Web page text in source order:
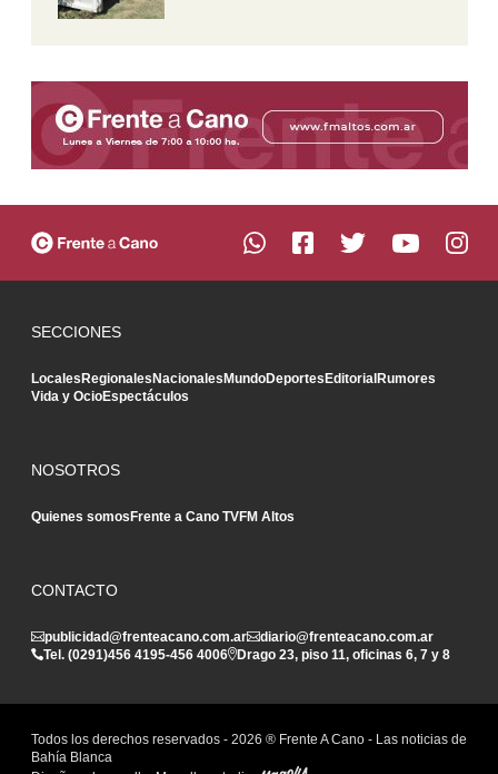
SECCIONES
Locales Regionales Nacionales MundoDeportes Editorial Rumores
Vida y OcioEspectáculos
NOSOTROS
Quienes somos Frente a Cano TVFM Altos
CONTACTO
publicidad@frenteacano.com.ar
diario@frenteacano.com.ar
Tel. (0291)456 4195-456 4006 Drago 23, piso 11, oficinas 6, 7 y 8
Todos los derechos reservados - 2026 ® Frente A Cano - Las noticias de
Bahía Blanca